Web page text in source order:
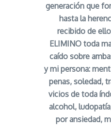
generación que
hasta la
recibido de
ELIMINO toda
caído sobre
y mi persona:
penas, soledad,
vicios de toda
alcohol,
por ansiedad,